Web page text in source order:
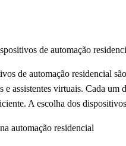
de automação
de automação residencial
e assistentes virtuais. Cada um
A escolha dos
automação residencial